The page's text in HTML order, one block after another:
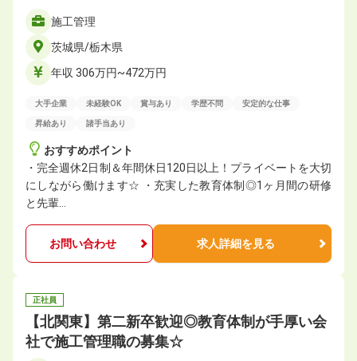
施工管理
茨城県/栃木県
年収 306万円~472万円
大手企業 未経験OK 賞与あり 学歴不問 安定的な仕事
昇給あり 諸手当あり
おすすめポイント
・完全週休2日制＆年間休日120日以上！プライベートを大切
にしながら働けます☆ ・充実した教育体制◎1ヶ月間の研修
と先輩…
お問い合わせ 求人詳細を見る
正社員
【北関東】第二新卒歓迎◎教育体制が手厚い会
社で施工管理職の募集☆